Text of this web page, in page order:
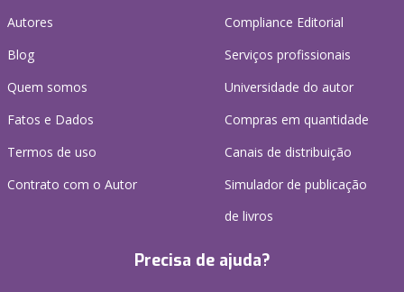
Autores
Blog
Quem somos
Fatos e Dados
Termos de uso
Contrato com o Autor
Compliance Editorial
Serviços profissionais
Universidade do autor
Compras em quantidade
Canais de distribuição
Simulador de publicação
de livros
Precisa de ajuda?